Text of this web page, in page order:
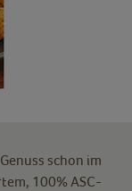
schon im
100% ASC-